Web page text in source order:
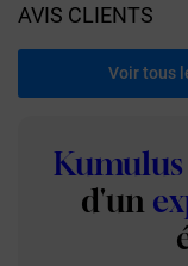
AVIS CLIENTS
Voir tous
Kumulus
d'un